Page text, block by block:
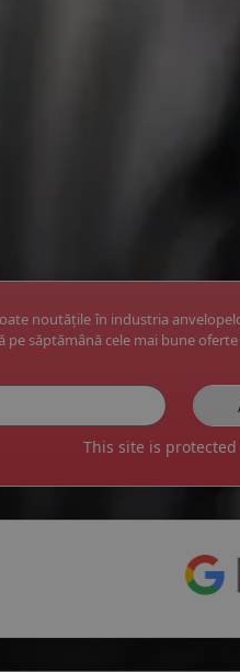
noutățile în industria
pe săptămână cele mai bune
This site is protected